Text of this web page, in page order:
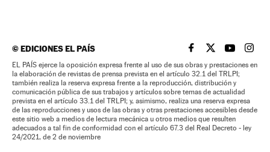
©EDICIONES EL PAÍS EL PAÍS BRASIL EN
EL PAÍSEL PAÍS
EL
EL PAÍS ejerce la oposición expresa frente al uso de sus obras y prestaciones en
la elaboración de revistas de prensa prevista en el artículo 32.1 del TRLPI;
también realiza la reserva expresa frente a la reproducción, distribución y
comunicación pública de sus trabajos y artículos sobre temas de actualidad
prevista en el artículo 33.1 del TRLPI; y, asimismo, realiza una reserva expresa
de las reproducciones y usos de las obras y otras prestaciones accesibles desde
este sitio web a medios de lectura mecánica u otros medios que resulten
adecuados a tal fin de conformidad con el artículo 67.3 del Real Decreto - ley
24/2021, de 2 de noviembre